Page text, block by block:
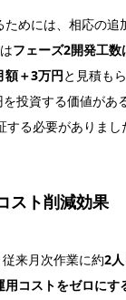
ためには、相応の
フェーズ2開発工
額＋3万円と見積も
投資する価値があ
る必要がありまし
スト削減効果
来月次作業に約2
コストをゼロにす